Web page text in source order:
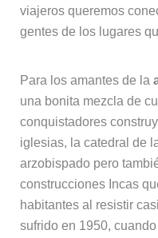
viajeros queremos
gentes de los lugares
Para los amantes de la
una bonita mezcla de
conquistadores
iglesias, la catedral de
arzobispado pero
construcciones Incas
habitantes al resistir
sufrido en 1950,